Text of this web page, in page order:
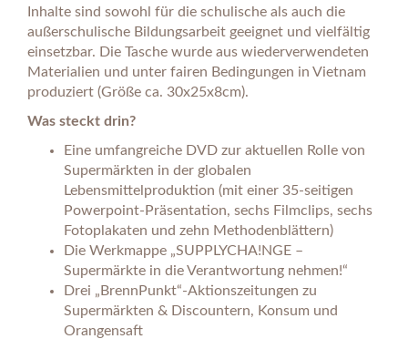
Inhalte sind sowohl für die schulische als auch die
außerschulische Bildungsarbeit geeignet und vielfältig
einsetzbar. Die Tasche wurde aus wiederverwendeten
Materialien und unter fairen Bedingungen in Vietnam
produziert (Größe ca. 30x25x8cm).
Was steckt drin?
Eine umfangreiche DVD zur aktuellen Rolle von
Supermärkten in der globalen
Lebensmittelproduktion (mit einer 35-seitigen
Powerpoint-Präsentation, sechs Filmclips, sechs
Fotoplakaten und zehn Methodenblättern)
Die Werkmappe „SUPPLYCHA!NGE –
Supermärkte in die Verantwortung nehmen!“
Drei „BrennPunkt“-Aktionszeitungen zu
Supermärkten & Discountern, Konsum und
Orangensaft